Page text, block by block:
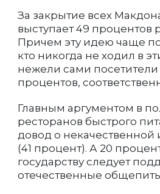
За закрытие всех
выступает 49 процентов
Причем эту идею чаще
кто никогда не ходил в
нежели сами
процентов,
Главным аргументом в
ресторанов быстрого
довод о некачественной
(41 процент). А 20
государству следует
отечественные